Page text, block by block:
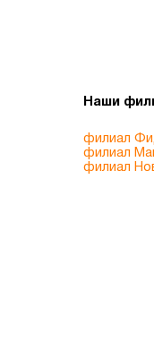
Наши
филиал
филиал
филиал